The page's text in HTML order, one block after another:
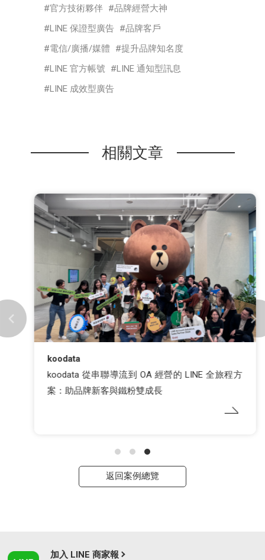
官方技術夥伴
品牌經營大神
LINE 保證型廣告
品牌客戶
電信/廣播/媒體
提升品牌知名度
LINE 官方帳號
LINE 通知型訊息
LINE 成效型廣告
相關文章
koodata
koodata 從串聯導流到 OA 經營的 LINE 全旅程方
案：助品牌新客與鐵粉雙成長
返回案例總覽
加入 LINE 商家報